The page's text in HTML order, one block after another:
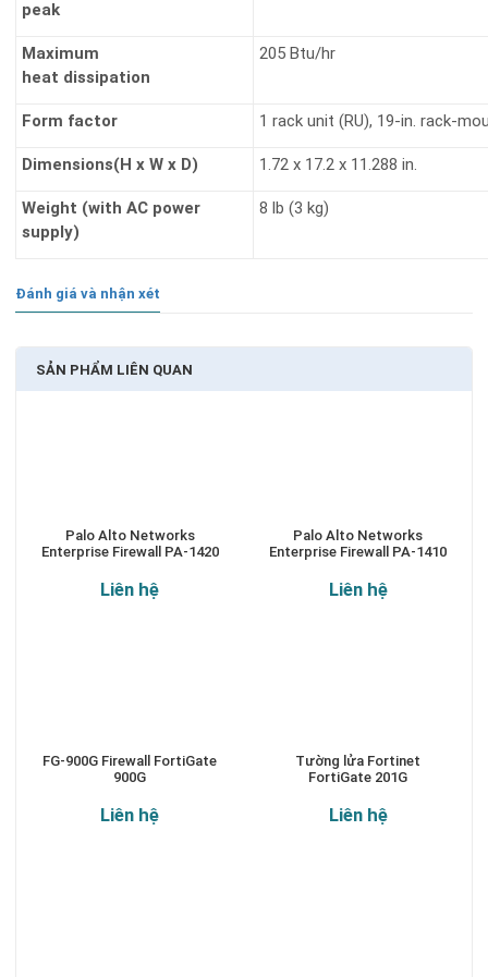
peak
Maximum
heat dissipation
205 Btu/hr
Form factor 1 rack unit (RU), 19-in. rack-
Dimensions(H x W x D) 1.72 x 17.2 x 11.288 in.
Weight (with AC power
supply)
8 lb (3 kg)
Đánh giá và nhận xét
SẢN PHẨM LIÊN QUAN
Palo Alto Networks
Enterprise Firewall PA-1420
Liên hệ
Palo Alto Networks
Enterprise Firewall PA-1410
Liên hệ
FG-900G Firewall FortiGate
900G
Liên hệ
Tường lửa Fortinet
FortiGate 201G
Liên hệ